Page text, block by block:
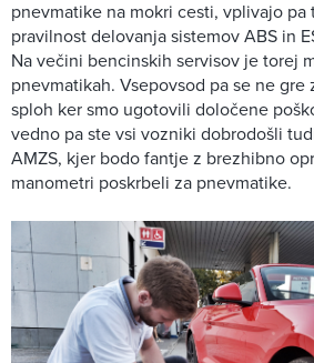
pnevmatike na mokri cesti, vplivajo pa
pravilnost delovanja sistemov ABS in
Na večini bencinskih servisov je torej
pnevmatikah. Vsepovsod pa se ne gre
sploh ker smo ugotovili določene
vedno pa ste vsi vozniki dobrodošli
AMZS, kjer bodo fantje z brezhibno
manometri poskrbeli za pnevmatike.